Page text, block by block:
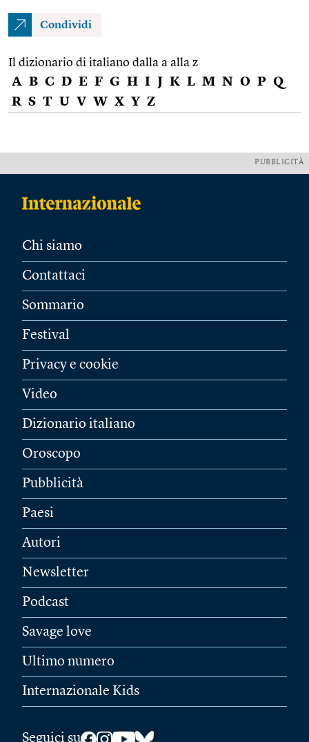
Condividi
Il dizionario di italiano dalla a alla z
A B C D E F G H I J K L M N O P Q
R S T U V W X Y Z
PUBBLICITÀ
Chi siamo
Contattaci
Sommario
Festival
Privacy e cookie
Video
Dizionario italiano
Oroscopo
Pubblicità
Paesi
Autori
Newsletter
Podcast
Savage love
Ultimo numero
Internazionale Kids
Seguici su